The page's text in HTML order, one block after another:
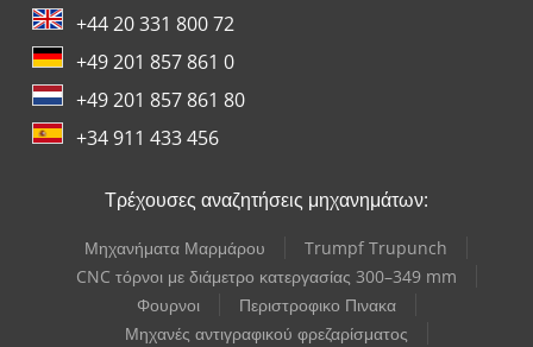
+44 20 331 800 72
+49 201 857 861 0
+49 201 857 861 80
+34 911 433 456
Τρέχουσες αναζητήσεις μηχανημάτων:
Μηχανήματα Μαρμάρου
Trumpf Trupunch
CNC τόρνοι με διάμετρο κατεργασίας 300–349 mm
Φουρνοι
Περιστροφικο Πινακα
Μηχανές αντιγραφικού φρεζαρίσματος